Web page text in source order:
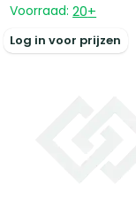
Voorraad: 20+
Log in voor prijzen